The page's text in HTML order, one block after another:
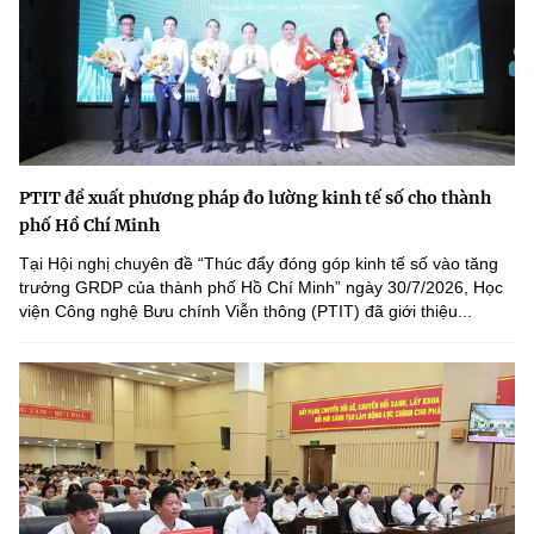
PTIT đề xuất phương pháp đo lường kinh tế số cho thành
phố Hồ Chí Minh
Tại Hội nghị chuyên đề “Thúc đẩy đóng góp kinh tế số vào tăng
trưởng GRDP của thành phố Hồ Chí Minh” ngày 30/7/2026, Học
viện Công nghệ Bưu chính Viễn thông (PTIT) đã giới thiệu...